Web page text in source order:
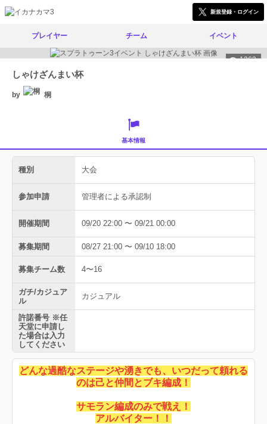
新規登録・ログイン
プレイヤー チーム イベント
1263
しゃけざんまい杯
by 桐
基本情報
種別 大会
参加申請 管理者による承認制
開催期間 09/20 22:00 〜 09/21 00:00
募集期間 08/27 21:00 〜 09/10 18:00
募集チーム数 4〜16
ガチ/カジュア
ル
カジュアル
許諾番号 ※任
天堂に申請し
た場合は入力
してください
どんな過酷なステージや湧きでも、いつだって頼れる
のは己と仲間とブキ編成！
サモラン編成のみで戦え！
アルバイター！！